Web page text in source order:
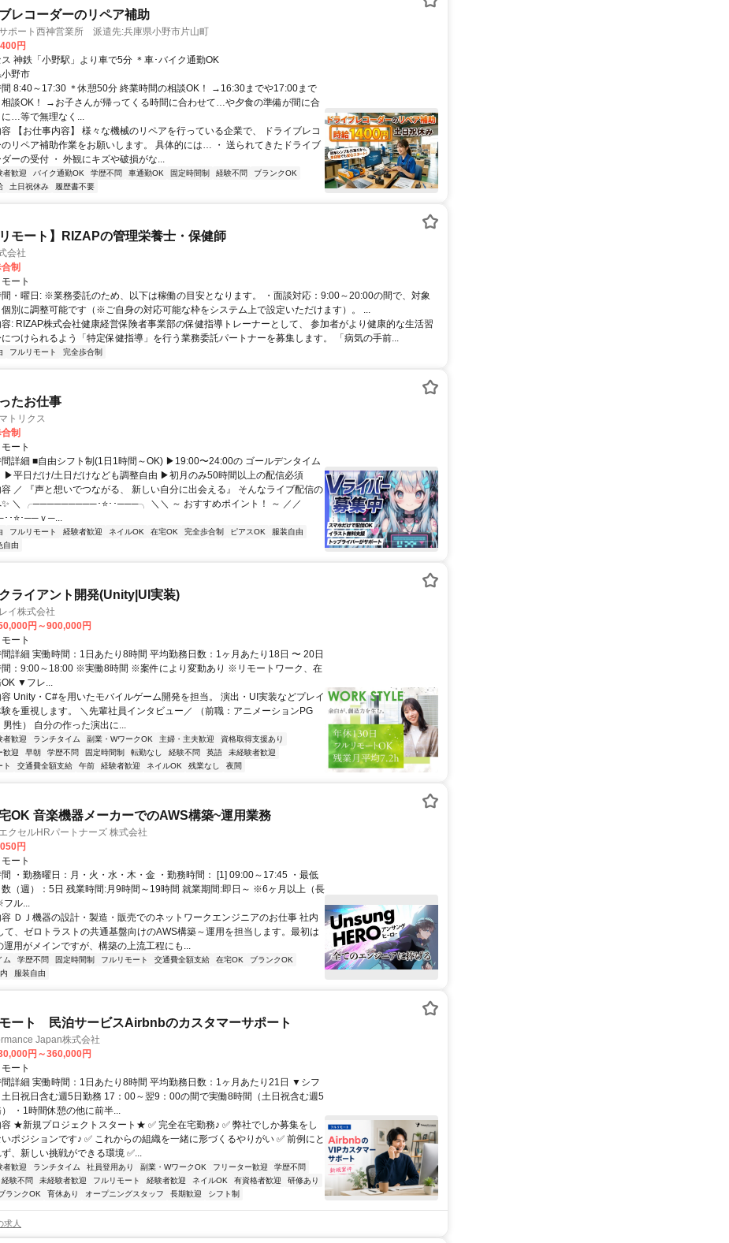
ブレコーダーのリペア補助
ポート西神営業所 派遣先:兵庫県小野市片山町
円
ス 神鉄「小野駅」より車で5分 ＊車･バイク通勤OK
野市
8:40～17:30 ＊休憩50分 終業時間の相談OK！ →16:30までや17:00まで
相談OK！ →お子さんが帰ってくる時間に合わせて…や夕食の準備が間に合
に…等で無理なく...
【お仕事内容】 様々な機械のリペアを行っている企業で、 ドライブレコ
のリペア補助作業をお願いします。 具体的には… ・ 送られてきたドライブ
ーの受付 ・ 外観にキズや破損がな...
者歓迎 バイク通勤OK 学歴不問 車通勤OK 固定時間制 経験不問
ブランクOK
土日祝休み 履歴書不要
リモート】RIZAPの管理栄養士・保健師
会社
制
ート
・曜日: ※業務委託のため、以下は稼働の目安となります。 ・面談対応：9:00～20:00の間で、対象
別に調整可能です（※ご自身の対応可能な枠をシステム上で設定いただけます）。 ...
: RIZAP株式会社健康経営保険者事業部の保健指導トレーナーとして、 参加者がより健康的な生活習
つけられるよう「特定保健指導」を行う業務委託パートナーを募集します。 「病気の手前...
フルリモート 完全歩合制
たお仕事
トリクス
制
ート
詳細 ■自由シフト制(1日1時間～OK) ▶19:00〜24:00の ゴールデンタイム
▶平日だけ/土日だけなども調整自由 ▶初月のみ50時間以上の配信必須
／ 『声と想いでつながる、 新しい自分に出会える』 そんなライブ配信の
✨ ＼ ╭─────────･⭐･･───╮ ＼＼ ～ おすすめポイント！ ～ ／／
･⭐･──ｖ─...
フルリモート 経験者歓迎 ネイルOK 在宅OK 完全歩合制 ピアスOK
服装自由
自由
ライアント開発(Unity|UI実装)
イ株式会社
円～900,000円
ート
詳細 実働時間：1日あたり8時間 平均勤務日数：1ヶ月あたり18日 〜 20日
間：9:00～18:00 ※実働8時間 ※案件により変動あり ※リモートワーク、在
OK ▼フレ...
Unity・C#を用いたモバイルゲーム開発を担当。 演出・UI実装などプレイ
験を重視します。 ＼先輩社員インタビュー／ （前職：アニメーションPG
男性） 自分の作った演出に...
者歓迎 ランチタイム 副業・WワークOK 主婦・主夫歓迎
資格取得支援あり
歓迎
早朝 学歴不問 固定時間制 転勤なし 経験不問 英語
未経験者歓迎
ト
交通費全額支給 午前 経験者歓迎 ネイルOK 残業なし 夜間
OK 音楽機器メーカーでのAWS構築~運用業務
クセルHRパートナーズ 株式会社
円
ート
・勤務曜日：月・火・水・木・金 ・勤務時間： [1] 09:00～17:45 ・最低
（週）：5日 残業時間:月9時間～19時間 就業期間:即日～ ※6ヶ月以上（長
ル...
ＤＪ機器の設計・製造・販売でのネットワークエンジニアのお仕事 社内
て、ゼロトラストの共通基盤向けのAWS構築～運用を担当します。最初は
運用がメインですが、構築の上流工程にも...
ム 学歴不問 固定時間制 フルリモート 交通費全額支給 在宅OK
ブランクOK
服装自由
ート 民泊サービスAirbnbのカスタマーサポート
Japan株式会社
円～360,000円
ート
詳細 実働時間：1日あたり8時間 平均勤務日数：1ヶ月あたり21日 ▼シフ
土日祝日含む週5日勤務 17：00～翌9：00の間で実働8時間（土日祝含む週5
） ・1時間休憩の他に前半...
★新規プロジェクトスタート★ ✅ 完全在宅勤務♪ ✅ 弊社でしか募集をし
ポジションです♪ ✅ これからの組織を一緒に形づくるやりがい ✅ 前例にと
ず、新しい挑戦ができる環境 ✅...
者歓迎 ランチタイム 社員登用あり 副業・WワークOK フリーター歓迎
学歴不問
経験不問 未経験者歓迎 フルリモート 経験者歓迎 ネイルOK 有資格者歓迎
研修あり
ランクOK 育休あり オープニングスタッフ 長期歓迎 シフト制
求人